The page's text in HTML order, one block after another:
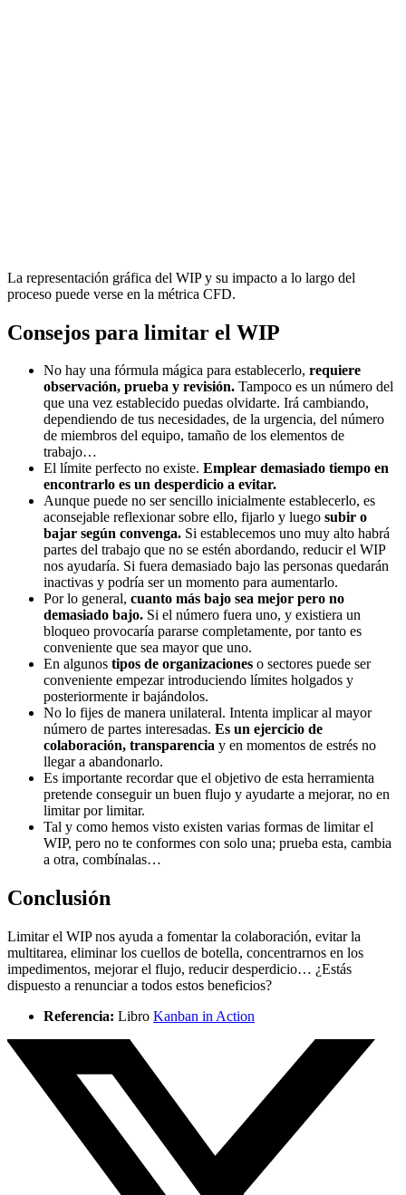
La representación gráfica del WIP y su impacto a lo largo del
proceso puede verse en la métrica CFD.
Consejos para limitar el WIP
No hay una fórmula mágica para establecerlo, requiere
observación, prueba y revisión. Tampoco es un número del
que una vez establecido puedas olvidarte. Irá cambiando,
dependiendo de tus necesidades, de la urgencia, del número
de miembros del equipo, tamaño de los elementos de
trabajo…
El límite perfecto no existe. Emplear demasiado tiempo en
encontrarlo es un desperdicio a evitar.
Aunque puede no ser sencillo inicialmente establecerlo, es
aconsejable reflexionar sobre ello, fijarlo y luego subir o
bajar según convenga. Si establecemos uno muy alto habrá
partes del trabajo que no se estén abordando, reducir el WIP
nos ayudaría. Si fuera demasiado bajo las personas quedarán
inactivas y podría ser un momento para aumentarlo.
Por lo general, cuanto más bajo sea mejor pero no
demasiado bajo. Si el número fuera uno, y existiera un
bloqueo provocaría pararse completamente, por tanto es
conveniente que sea mayor que uno.
En algunos tipos de organizaciones o sectores puede ser
conveniente empezar introduciendo límites holgados y
posteriormente ir bajándolos.
No lo fijes de manera unilateral. Intenta implicar al mayor
número de partes interesadas. Es un ejercicio de
colaboración, transparencia y en momentos de estrés no
llegar a abandonarlo.
Es importante recordar que el objetivo de esta herramienta
pretende conseguir un buen flujo y ayudarte a mejorar, no en
limitar por limitar.
Tal y como hemos visto existen varias formas de limitar el
WIP, pero no te conformes con solo una; prueba esta, cambia
a otra, combínalas…
Conclusión
Limitar el WIP nos ayuda a fomentar la colaboración, evitar la
multitarea, eliminar los cuellos de botella, concentrarnos en los
impedimentos, mejorar el flujo, reducir desperdicio… ¿Estás
dispuesto a renunciar a todos estos beneficios?
Referencia: Libro Kanban in Action